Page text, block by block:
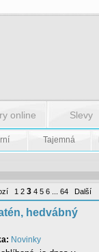
online Slevy
Tajemná
1 2 3 4 5 6... 64 Další
hedvábný
Novinky